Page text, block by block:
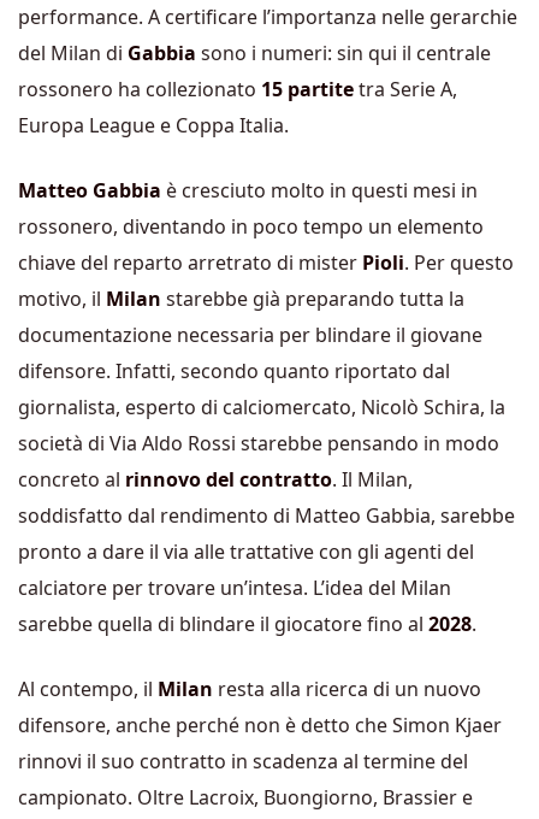
performance. A certificare l’importanza nelle gerarchie
del Milan di Gabbia sono i numeri: sin qui il centrale
rossonero ha collezionato 15 partitetra Serie A,
Europa League e Coppa Italia.
Matteo Gabbia è cresciuto molto in questi mesi in
rossonero, diventando in poco tempo un elemento
chiave del reparto arretrato di mister Pioli. Per questo
motivo, il Milan starebbe già preparando tutta la
documentazione necessaria per blindare il giovane
difensore. Infatti, secondo quanto riportato dal
giornalista, esperto di calciomercato, Nicolò Schira, la
società di Via Aldo Rossi starebbe pensando in modo
concreto al rinnovo del contratto. Il Milan,
soddisfatto dal rendimento di Matteo Gabbia, sarebbe
pronto a dare il via alle trattative con gli agenti del
calciatore per trovare un’intesa. L’idea del Milan
sarebbe quella di blindare il giocatore fino al 2028.
Al contempo, il Milan resta alla ricerca di un nuovo
difensore, anche perché non è detto che Simon Kjaer
rinnovi il suo contratto in scadenza al termine del
campionato. Oltre Lacroix, Buongiorno, Brassier e